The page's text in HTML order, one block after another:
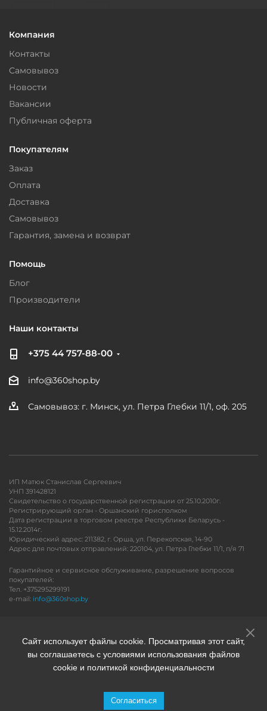
Компания
Контакты
Самовывоз
Новости
Вакансии
Публичная оферта
Покупателям
Заказ
Оплата
Доставка
Самовывоз
Гарантия, замена и возврат
Помощь
Блог
Производители
Наши контакты
+375 44 757-88-00
info@360shop.by
Самовывоз: г. Минск, ул. Петра Глебки 11/1, оф. 205
ИП Матюк Станислав Сергеевич
УНП 391428121
Свидетельство о государственной регистрации от 25.10.2010г.
Регистрирующий орган - Оршанский горисполком
Дата регистрации в торговом реестре Республики Беларусь -
15.12.2014г.
Юридический адрес: 211382, г. Орша, ул. Перекопская, 14-90
Адрес для почтовых отправлений: 220104, ул. Петра Глебки 11/1, п/я 71
Гарантийное и сервисное обслуживание, разрешение вопросов
покупателей:
Тел. +375295299191
e-mail: info@360shop.by
Сайт использует файлы cookie. Просматривая этот сайт,
вы соглашаетесь с условиями использования файлов
cookie и политикой конфиденциальности
Согласиться